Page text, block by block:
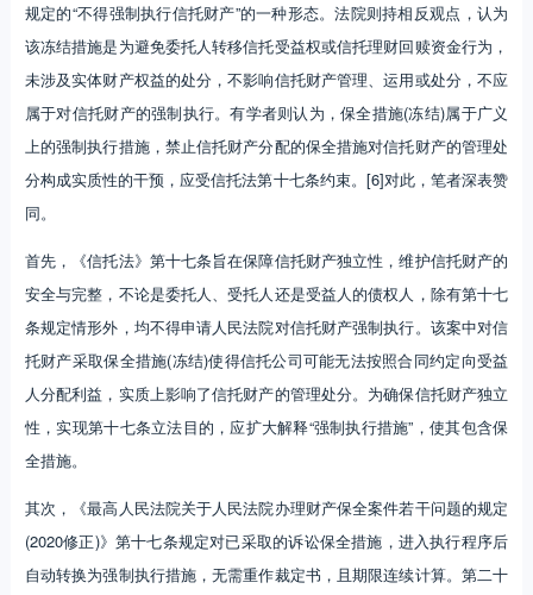
规定的“不得强制执行信托财产”的一种形态。法院则持相反观点，认为
该冻结措施是为避免委托人转移信托受益权或信托理财回赎资金行为，
未涉及实体财产权益的处分，不影响信托财产管理、运用或处分，不应
属于对信托财产的强制执行。有学者则认为，保全措施(冻结)属于广义
上的强制执行措施，禁止信托财产分配的保全措施对信托财产的管理处
分构成实质性的干预，应受信托法第十七条约束。[6]对此，笔者深表赞
同。
首先，《信托法》第十七条旨在保障信托财产独立性，维护信托财产的
安全与完整，不论是委托人、受托人还是受益人的债权人，除有第十七
条规定情形外，均不得申请人民法院对信托财产强制执行。该案中对信
托财产采取保全措施(冻结)使得信托公司可能无法按照合同约定向受益
人分配利益，实质上影响了信托财产的管理处分。为确保信托财产独立
性，实现第十七条立法目的，应扩大解释“强制执行措施”，使其包含保
全措施。
其次，《最高人民法院关于人民法院办理财产保全案件若干问题的规定
(2020修正)》第十七条规定对已采取的诉讼保全措施，进入执行程序后
自动转换为强制执行措施，无需重作裁定书，且期限连续计算。第二十